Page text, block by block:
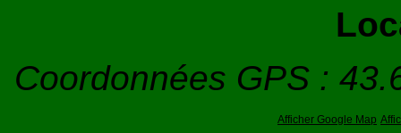
Coordonnées GPS :
Afficher Google Map